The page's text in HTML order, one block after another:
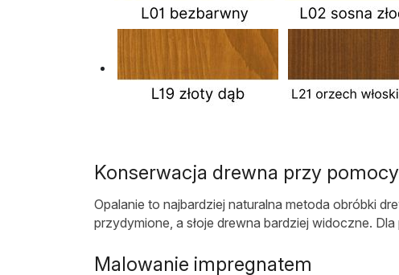
Konserwacja drewna przy
Opalanie to najbardziej naturalna metoda obróbki
przydymione, a słoje drewna bardziej widoczne.
Malowanie impregnatem